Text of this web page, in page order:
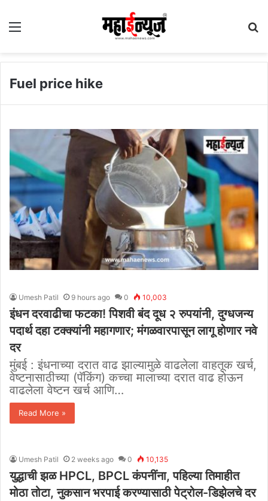
Menu
Fuel price hike
Umesh Patil 9 hours ago 0 10,003
इंधन दरवाढीचा फटका! पिशवी बंद दूध २ रुपयांनी, दुग्धजन्य
पदार्थ दहा टक्क्यांनी महागणार; मंगळवारपासून लागू होणार नवे
दर
मुंबई : इंधनाच्या दरात वाढ झाल्यामुळे वाढलेला वाहतूक खर्च,
वेष्टनासाठीच्या (पॅकिंग) कच्चा मालाच्या दरात वाढ होऊन
वाढलेला वेष्टन खर्च आणि…
Read More »
Umesh Patil 2 weeks ago 0 10,135
युद्धाची झळ HPCL, BPCL कंपनींना, पहिल्या तिमाहीत
मोठा तोटा, नुकसान भरपाई करण्यासाठी पेट्रोल-डिझेलचे दर